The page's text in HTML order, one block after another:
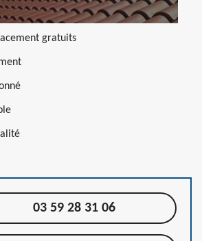
gratuits
03 59 28 31 06